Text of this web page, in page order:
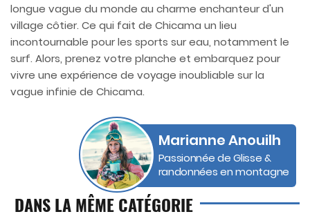
longue vague du monde au charme enchanteur d'un
village côtier. Ce qui fait de Chicama un lieu
incontournable pour les sports sur eau, notamment le
surf. Alors, prenez votre planche et embarquez pour
vivre une expérience de voyage inoubliable sur la
vague infinie de Chicama.
Marianne Anouilh
Passionnée de Glisse &
randonnées en montagne
DANS LA MÊME CATÉGORIE